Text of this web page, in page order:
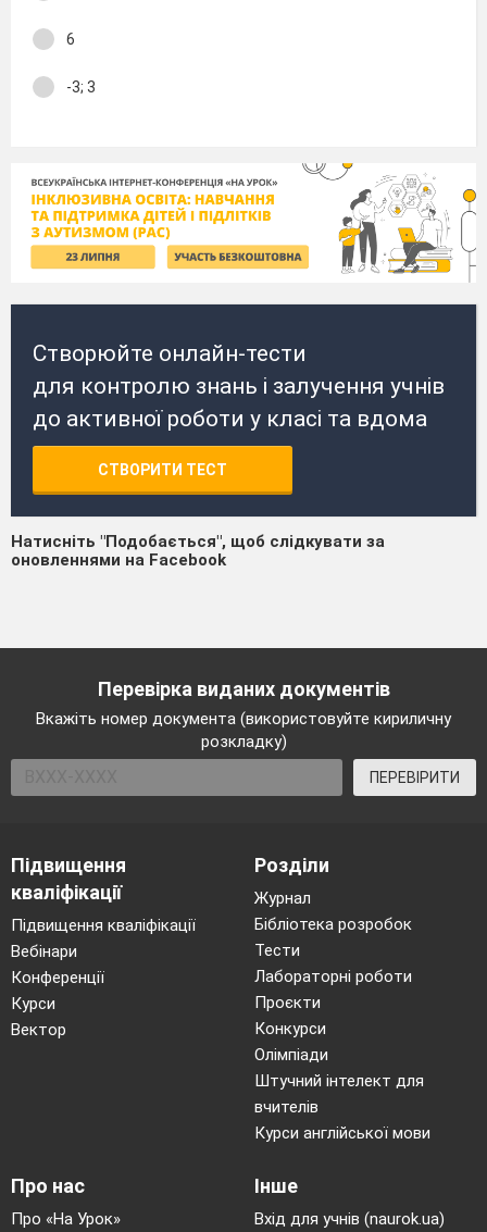
6
-3; 3
Створюйте онлайн-тести
для контролю знань і залучення учнів
до активної роботи у класі та вдома
СТВОРИТИ ТЕСТ
Натисніть "Подобається", щоб слідкувати за
оновленнями на Facebook
Перевірка виданих документів
Вкажіть номер документа (використовуйте кириличну
розкладку)
ПЕРЕВІРИТИ
Підвищення
кваліфікації
Підвищення кваліфікації
Вебінари
Конференції
Курси
Вектор
Розділи
Журнал
Бібліотека розробок
Тести
Лабораторні роботи
Проєкти
Конкурси
Олімпіади
Штучний інтелект для
вчителів
Курси англійської мови
Про нас
Про «На Урок»
Інше
Вхід для учнів (naurok.ua)